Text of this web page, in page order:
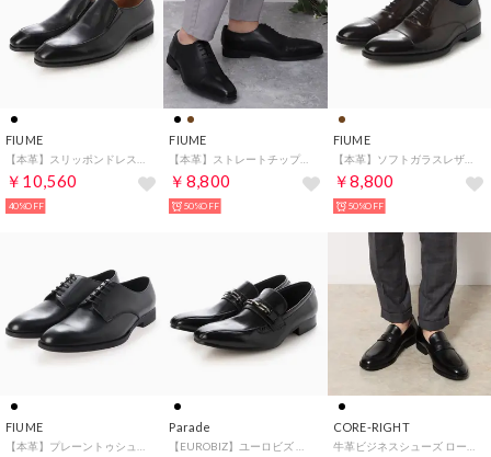
FIUME
￥10,560
40%OFF
FIUME
￥8,800
50%OFF
FIUME
【本革】ソフトガラスレザーストレートチップ （ダークブラウン）
￥8,800
50%OFF
FIUME
【本革】プレーントゥシューズ （ブラック）
Parade
【EUROBIZ】ユーロビズ 日本製アンティーク調ビジネスシューズ（スクエアトゥ ビットローファー） （ブラック）
CORE-RIGHT
牛革ビジネスシューズ ローファー （ブラック）